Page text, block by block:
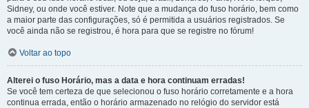
Sidney, ou onde você estiver. Note que a mudança do fuso horário, bem como
a maior parte das configurações, só é permitida a usuários registrados. Se
você ainda não se registrou, é hora para que se registre no fórum!
Voltar ao topo
Alterei o fuso Horário, mas a data e hora continuam erradas!
Se você tem certeza de que selecionou o fuso horário corretamente e a hora
continua errada, então o horário armazenado no relógio do servidor está